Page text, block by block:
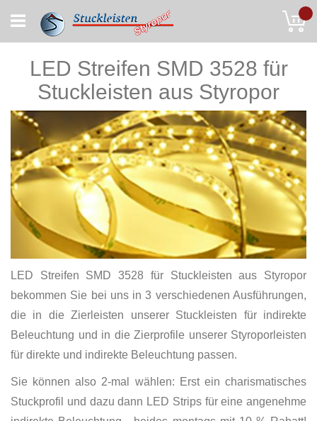
to
Content
LED Streifen SMD 3528 für
Stuckleisten aus Styropor
LED Streifen SMD 3528 für Stuckleisten aus Styropor
bekommen Sie bei uns in 3 verschiedenen Ausführungen,
die in die Zierleisten unserer Stuckleisten für indirekte
Beleuchtung und in die Zierprofile unserer Styroporleisten
für direkte und indirekte Beleuchtung passen.
Sie können also 2-mal wählen: Erst ein charismatisches
Stuckprofil und dazu dann LED Strips für eine angenehme